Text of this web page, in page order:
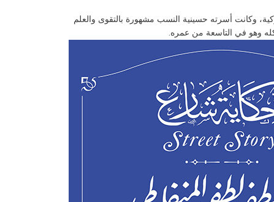
أسيوط، لأب مصري وأم تركية، وكانت أسرته حسينية النسب مشهورة بالتقوى والعلم
كله وهو في التاسعة من عمره.